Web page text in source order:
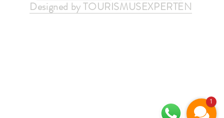
Designed by TOURISMUSEXPERTEN
1